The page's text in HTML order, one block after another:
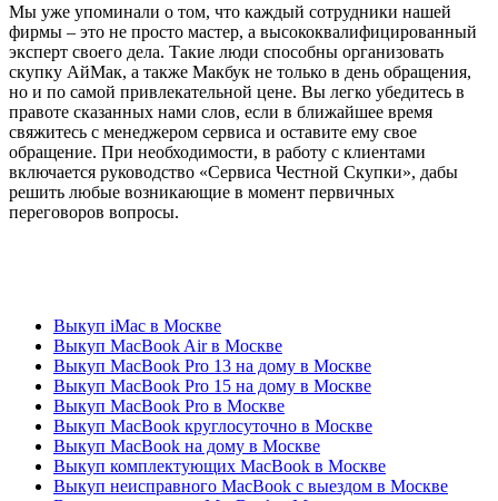
Мы уже упоминали о том, что каждый сотрудники нашей
фирмы – это не просто мастер, а высококвалифицированный
эксперт своего дела. Такие люди способны организовать
скупку АйМак, а также Макбук не только в день обращения,
но и по самой привлекательной цене. Вы легко убедитесь в
правоте сказанных нами слов, если в ближайшее время
свяжитесь с менеджером сервиса и оставите ему свое
обращение. При необходимости, в работу с клиентами
включается руководство «Сервиса Честной Скупки», дабы
решить любые возникающие в момент первичных
переговоров вопросы.
Выкуп iMac в Москве
Выкуп MacBook Air в Москве
Выкуп MacBook Pro 13 на дому в Москве
Выкуп MacBook Pro 15 на дому в Москве
Выкуп MacBook Pro в Москве
Выкуп MacBook круглосуточно в Москве
Выкуп MacBook на дому в Москве
Выкуп комплектующих MacBook в Москве
Выкуп неисправного MacBook с выездом в Москве